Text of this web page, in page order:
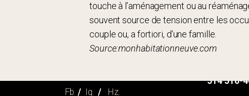
touche à l’aménagement ou au
souvent source de tension entre les
couple ou, a fortiori, d’une famille.
Source:monhabitationneuve.com
Fb. / Ig. / Hz.
Au plaisir
ensemble !
514 516-